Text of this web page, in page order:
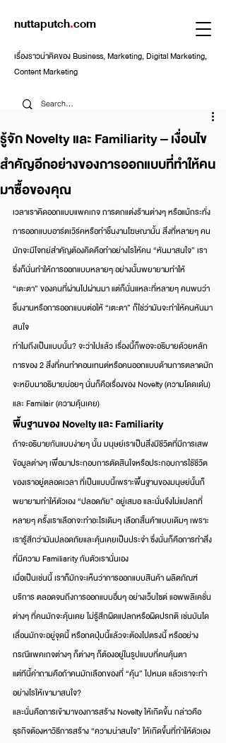
nuttaputch.com
เรื่องราวน่าคิดของ Business, Marketing, Digital Marketing,
Content Marketing
รู้จัก Novelty และ Familiarity – เงื่อนไข
สำคัญอีกอย่างของการออกแบบที่ทำให้คน
มาซื้อของคุณ
เวลาเราคิดออกแบบแพคเกจ การตกแต่งร้านต่างๆ หรือแม้กระทั่ง
การออกแบบอาร์ตเวิร์คหรือทำชิ้นงานโฆษณานั้น สิ่งที่หลายๆ คน
มักจะมีโจทย์สำคัญต้องคิดคือทำอย่างไรให้คน “หันมาสนใจ” เรา
ซึ่งก็นั่นทำให้การออกแบบหลายๆ อย่างนั้นพยายามทำให้
“เตะตา” ของคนที่ผ่านไปผ่านมา แต่ก็นั่นแหละที่หลายๆ คนพบว่า
ชิ้นงานหรือการออกแบบต่อให้ “เตะตา” ก็ใช่ว่ามันจะทำให้คนหันมา
สนใจ
ทำไมถึงเป็นแบบนั้น? จะว่าไปแล้ว เรื่องนี้ก็พอจะอธิบายด้วยหลัก
การของ 2 สิ่งที่คนทำคอนเทนต์หรือคนออกแบบด้านการตลาดมัก
จะหยิบมาอธิบายบ่อยๆ นั่นก็คือเรื่องของ Novelty (ความโดดเด่่น)
และ Familair (ความคุ้นเคย)
พื้นฐานของ Novelty และ Familiarity
ถ้าจะอธิบายกันแบบง่ายๆ นั้น มนุษย์เราเป็นสิ่งมีชีวิตที่มีการเสพ
ข้อมูลต่างๆ เพื่อมาประกอบการตัดสินใจหรือประกอบการใช้ชีวิต
ของเราอยู่ตลอดเวลา ที่เป็นแบบนี้เพราะพื้นฐานของมนุษย์นั้นก็
พยายามทำให้ตัวเอง “ปลอดภัย” อยู่เสมอ และนั่นจึงไม่แปลกที่
หลายๆ ครั้งเราเลือกจะทำอะไรเดิมๆ เลือกสิ้นค้าแบบเดิมๆ เพราะ
เรารู้สึกว่ามันปลอดภัยและคุ้นเคยเป็นประจำ ซึ่งนั่นก็คือการทำสิ่ง
ที่มีความ Familiarity กับตัวเรานั่นเอง
เมื่อเป็นเช่นนี้ เราก็มักจะเห็นว่าการออกแบบสินค้า ผลิตภัณฑ์
บริการ ตลอดจนถึงการออกแบบอื่นๆ อย่างเว็บไซต์ แอพพลิเคชั่น
ต่างๆ ที่คนมักจะคุ้นเคย ไม่รู้สึกผิดแปลกหรือผิดปรกติ เช่นบันได
เลื่อนมักจะอยู่จุดนี้ หรือกดปุ่มนี้แล้วจะต้องไปตรงนี้ หรืออย่าง
กรณีแพคเกจต่างๆ ก็ต่างๆ ก็ต้องอยู่ในรูปแบบที่คนคุ้นตา
แต่ทีนี้คำถามคือถ้าคนมักเลือกของที่ “คุ้น” ไปหมด แล้วเราจะทำ
อย่างไรให้เขามาสนใจ?
และนั่นคือการเข้ามาของการสร้าง Novelty ให้เกิดขึ้น กล่าวคือ
ธุรกิจต้องหาวิธีการสร้าง “ความน่าสนใจ” ให้เกิดขึ้นที่ทำให้ตัวเอง